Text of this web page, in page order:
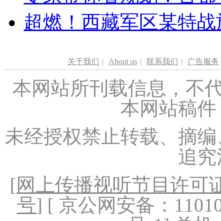
超燃！西藏军区某特
关于我们 | About us | 联系我们 | 广告服务
本网站所刊载信息，不
本网站稿
未经授权禁止转载、摘
追
[网上传播视听节目许可
号] [ 京公网安备：